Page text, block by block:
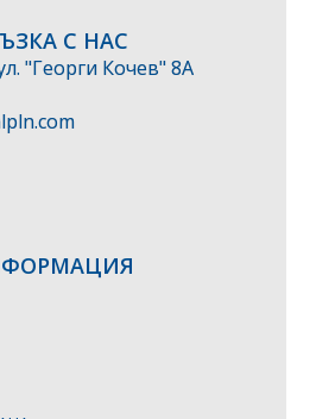
С НАС
"Георги Кочев" 8А